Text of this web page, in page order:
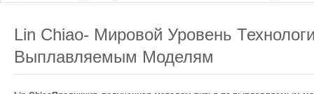
Lin Chiao- Мировой Уровень
Выплавляемым Моделям